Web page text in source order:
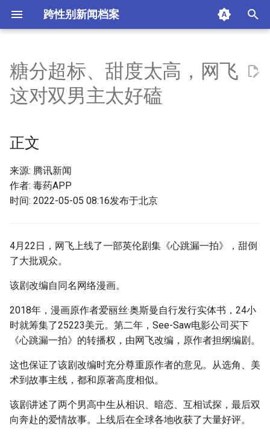
跨性别新闻档案
n
t
a
l
i
n
e
r
c
h
正文
02 一见倾心
03 视听语言
摘要与附加信息
Metadata]
糖分超标、甜度太高，网飞
这对双男主太好磕
正文
来源: 腾讯新闻
作者: 毒药APP
时间: 2022-05-05 08:16发布于北京
4月22日，网飞上线了一部英伦剧集《心跳漏一拍》，甜倒
了大批观众。
该剧改编自同名网络漫画。
2018年，漫画原作者爱丽丝·奥斯曼自行发行实体书，24小
时就筹集了25223美元。第二年，See-Saw电影公司买下
《心跳漏一拍》的转播权，由网飞改编，原作者担纲编剧。
这也保证了该剧改编时充分尊重原作者的意见。从选角、美
术到故事主线，都和原著高度相似。
该剧讲述了两个男高中生从相识、暗恋、互相试探，最后双
向奔赴的爱情故事。上线后在全球各地收获了大量好评。